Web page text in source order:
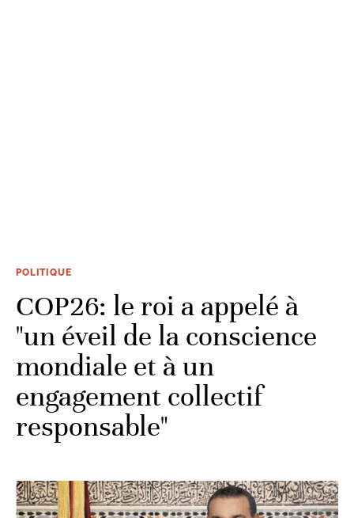
POLITIQUE
COP26: le roi a appelé à
"un éveil de la conscience
mondiale et à un
engagement collectif
responsable"